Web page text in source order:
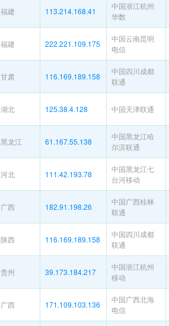
福建 113.214.168.41
中国浙江杭州
华数
福建 222.221.109.175
中国云南昆明
电信
甘肃 116.169.189.158
中国四川成都
联通
湖北 125.38.4.128 中国天津联通
黑龙江 61.167.55.138
中国黑龙江哈
尔滨联通
河北 111.42.193.78
中国黑龙江七
台河移动
广西 182.91.198.26
中国广西桂林
联通
陕西 116.169.189.158
中国四川成都
联通
贵州 39.173.184.217
中国浙江杭州
移动
广西 171.109.103.136
中国广西北海
电信